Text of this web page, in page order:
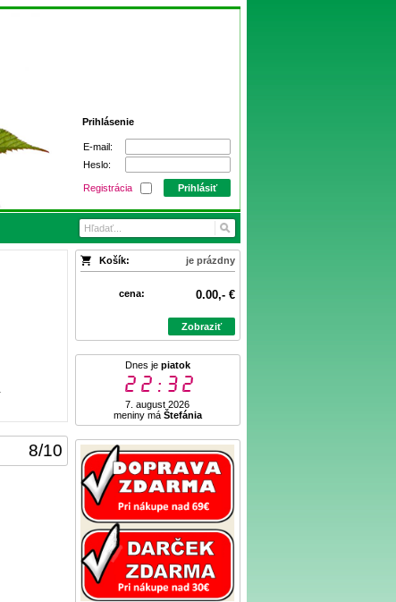
Prihlásenie
E-mail:
Heslo:
Registrácia Prihlásiť
Košík: je prázdny
cena: 0.00,- €
Zobraziť
Dnes je piatok
22:32
7. august 2026
meniny má Štefánia
8/10